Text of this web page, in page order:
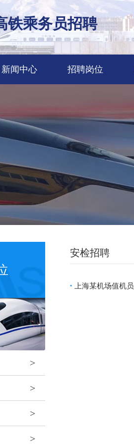
铁乘务员招聘
新闻中心 招聘岗位
>
>
>
>
安检招聘
• 上海某机场值机